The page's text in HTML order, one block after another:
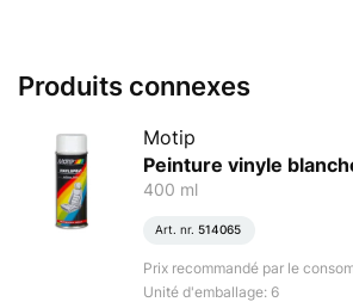
Produits connexes
Motip
Peinture vinyle
400 ml
Art. nr. 514065
Prix recommandé par le
Unité d'emballage: 6